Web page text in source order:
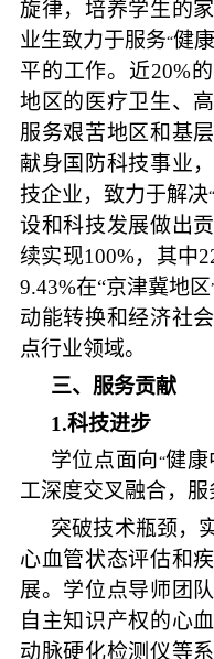
旋律，培养学生的
业生致力于服务“健
平的工作。近20%
地区的医疗卫生、
服务艰苦地区和基
献身国防科技事业
技企业，致力于解决“
设和科技发展做出贡
续实现100%，其中
9.43%在“京津冀地区
动能转换和经济社
点行业领域。
三、服务贡献
1.科技进步
学位点面向“健康
工深度交叉融合，服
突破技术瓶颈，
心血管状态评估和
展。学位点导师团
自主知识产权的心
动脉硬化检测仪等